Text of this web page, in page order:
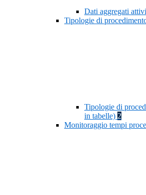
Dati aggregati
Tipologie di
Tipologie di
in tabelle) 2
Monitoraggio tempi